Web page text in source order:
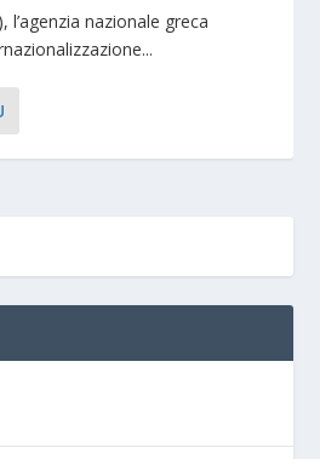
l’agenzia nazionale greca